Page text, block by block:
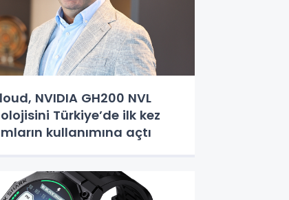
NVIDIA GH200 NVL
Türkiye’de ilk kez
kullanımına açtı